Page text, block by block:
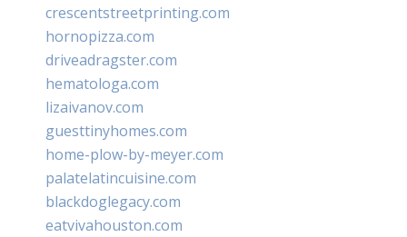
crescentstreetprinting.com
hornopizza.com
driveadragster.com
hematologa.com
lizaivanov.com
guesttinyhomes.com
home-plow-by-meyer.com
palatelatincuisine.com
blackdoglegacy.com
eatvivahouston.com